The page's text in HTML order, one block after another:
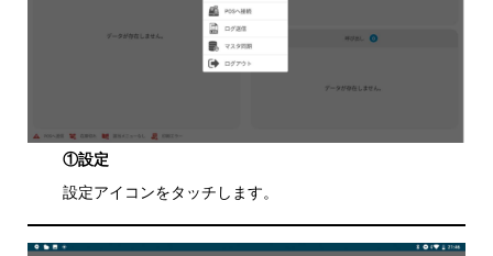
①設定
設定アイコンをタッチします。